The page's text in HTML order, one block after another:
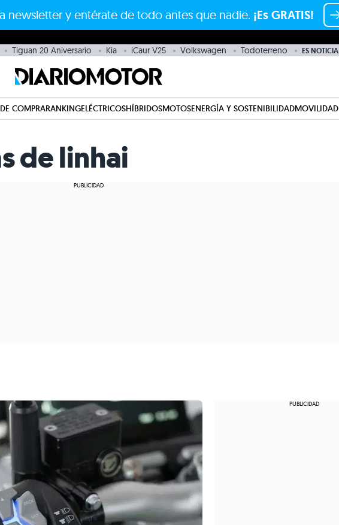
newsletter y entérate de todo antes que nadie. ¡Es GRATIS!
Tiguan 20 Aniversario Kia iCaur V25 Volkswagen Todoterreno ES NOTICIA
COMPRARANKINGELÉCTRICOSHÍBRIDOSMOTOSENERGÍA Y SOSTENIBILIDADMOVILIDAD
de linhai